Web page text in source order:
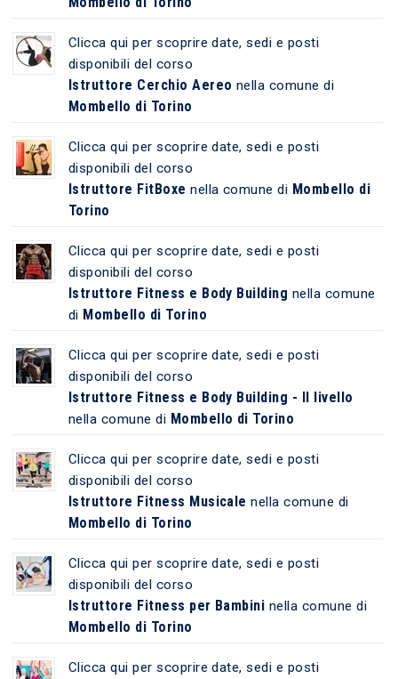
Clicca qui per scoprire date, sedi e posti
disponibili del corso
Istruttore Cerchio Aereo nella comune di
Mombello di Torino
Clicca qui per scoprire date, sedi e posti
disponibili del corso
Istruttore FitBoxe nella comune di Mombello di
Torino
Clicca qui per scoprire date, sedi e posti
disponibili del corso
Istruttore Fitness e Body Building nella comune
di Mombello di Torino
Clicca qui per scoprire date, sedi e posti
disponibili del corso
Istruttore Fitness e Body Building - II livello
nella comune di Mombello di Torino
Clicca qui per scoprire date, sedi e posti
disponibili del corso
Istruttore Fitness Musicale nella comune di
Mombello di Torino
Clicca qui per scoprire date, sedi e posti
disponibili del corso
Istruttore Fitness per Bambini nella comune di
Mombello di Torino
Clicca qui per scoprire date, sedi e posti